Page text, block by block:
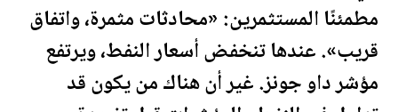
مطمئنًا المستثمرين: «محادثات مثمرة، واتفاق
قريب». عندها تنخفض أسعارالنفط، ويرتفع
مؤشر داو جونز. غير أن هناك من يكون قد